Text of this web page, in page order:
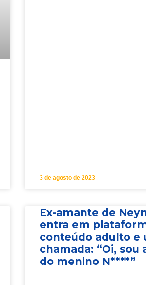
3 de agosto de 2023
Ex-amante de
entra em
conteúdo adulto e
chamada: “Oi, sou
do menino N****”